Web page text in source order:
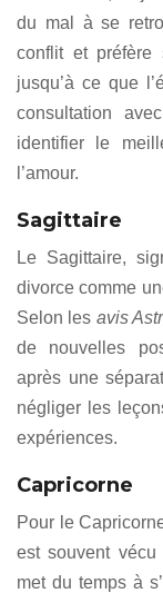
du mal à se
conflit et préfère
jusqu’à ce que
consultation
identifier le
l’amour.
Sagittaire
Le Sagittaire,
divorce comme
Selon les avis
de nouvelles
après une
négliger les
expériences.
Capricorne
Pour le
est souvent
met du temps à